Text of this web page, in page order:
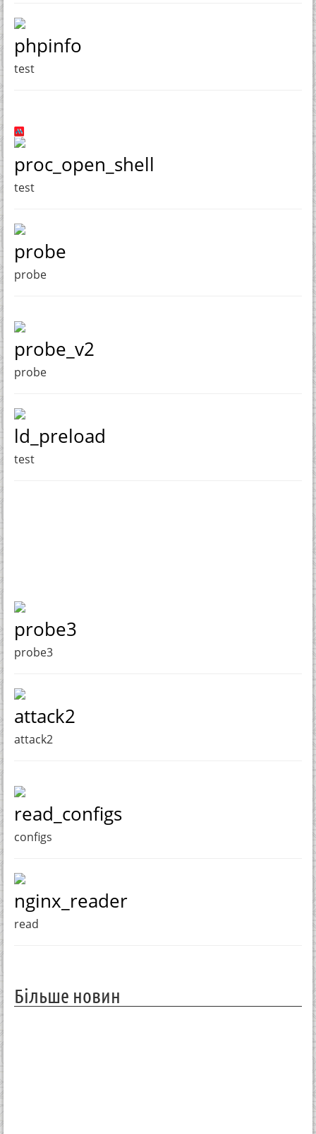
phpinfo
test
proc_open_shell
test
probe
probe
probe_v2
probe
ld_preload
test
probe3
probe3
attack2
attack2
read_configs
configs
nginx_reader
read
Більше новин